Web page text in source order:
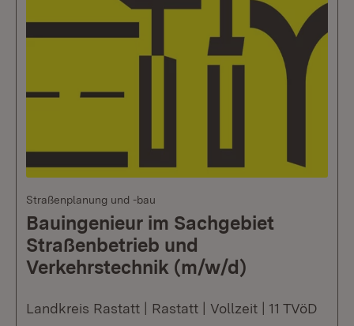
Straßenplanung und -bau
Bauingenieur im Sachgebiet
Straßenbetrieb und
Verkehrstechnik (m/w/d)
Landkreis Rastatt | Rastatt | Vollzeit | 11 TVöD